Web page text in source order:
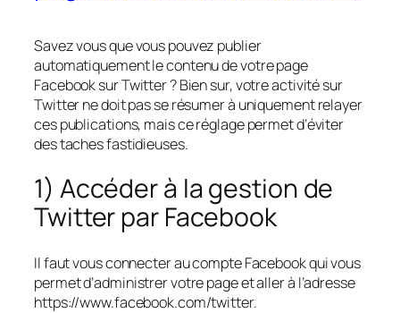
Savez vous que vous pouvez publier
automatiquement le contenu de votre page
Facebook sur Twitter ? Bien sur, votre activité sur
Twitter ne doit pas se résumer à uniquement relayer
ces publications, mais ce réglage permet d’éviter
des taches fastidieuses.
1) Accéder à la gestion de
Twitter par Facebook
Il faut vous connecter au compte Facebook qui vous
permet d’administrer votre page et aller à l’adresse
https://www.facebook.com/twitter.